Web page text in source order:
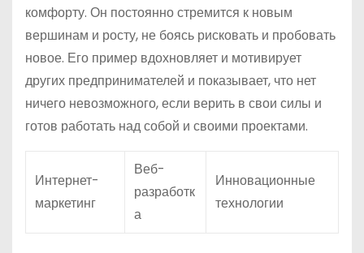
комфорту. Он постоянно стремится к новым
вершинам и росту, не боясь рисковать и пробовать
новое. Его пример вдохновляет и мотивирует
других предпринимателей и показывает, что нет
ничего невозможного, если верить в свои силы и
готов работать над собой и своими проектами.
Интернет-
маркетинг
Веб-
разработк
а
Инновационные
технологии